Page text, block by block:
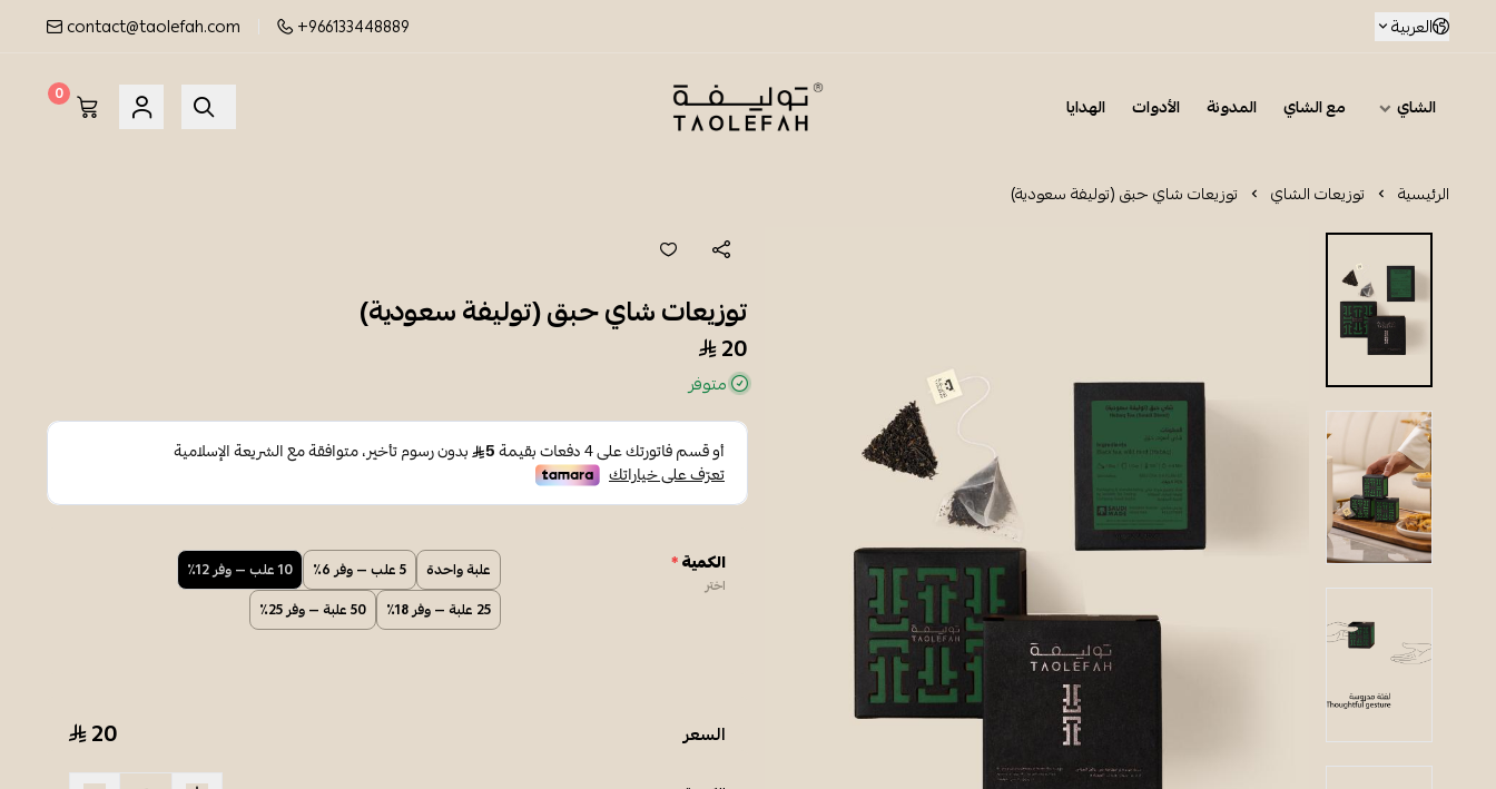
العربية +966133448889
contact@taolefah.com
الشاي مع الشاي المدونة الأدوات الهدايا شاي توليفة
0
الرئيسية توزيعات الشاي توزيعات شاي حبق (توليفة سعودية)
توزيعات شاي حبق (توليفة سعودية)
20
متوفر
الكمية*
اختر
علبة واحدة 5 علب — وفر 6٪
10 علب — وفر 12٪
25 علبة — وفر 18٪
50 علبة — وفر 25٪
السعر 20